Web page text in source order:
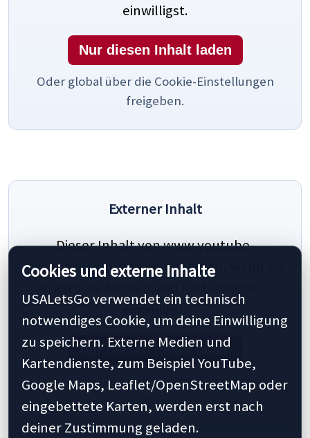
einwilligst.
Nur diesen Inhalt laden
Oder global über die Cookie-Einstellungen
freigeben.
Externer Inhalt
Dieser Inhalt von www.youtube-
nocookie.com wird erst geladen, wenn du
einwilligst.
Nur diesen Inhalt laden
Oder global über die Cookie-Einstellungen
freigeben.
Cookies und externe Inhalte
USALetsGo verwendet ein technisch
notwendiges Cookie, um deine Einwilligung
zu speichern. Externe Medien und
Kartendienste, zum Beispiel YouTube,
Google Maps, Leaflet/OpenStreetMap oder
eingebettete Karten, werden erst nach
deiner Zustimmung geladen.